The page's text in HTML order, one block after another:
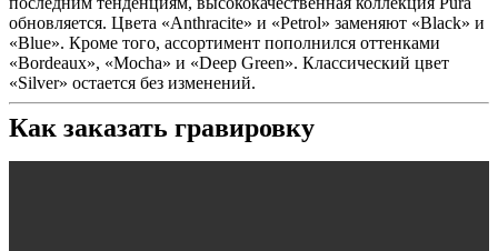
обновляется. Цвета «Anthracite» и «Petrol» заменяют «Black» и
«Blue». Кроме того, ассортимент пополнился оттенками
«Bordeaux», «Mocha» и «Deep Green». Классический цвет
«Silver» остается без изменений.
Как заказать гравировку